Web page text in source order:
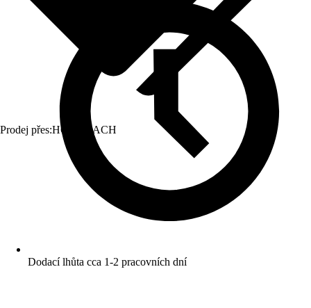
Prodej přes:HORNBACH
Dodací lhůta cca 1-2 pracovních dní